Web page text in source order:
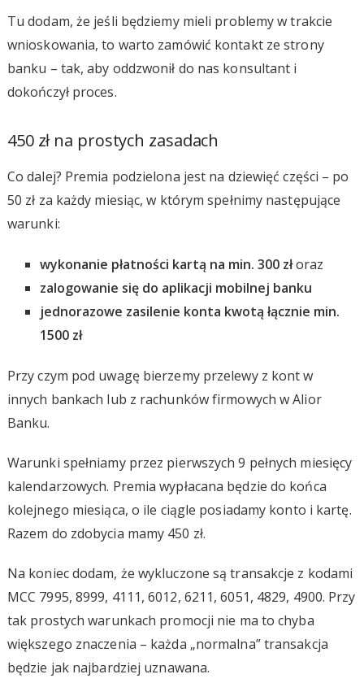
Tu dodam, że jeśli będziemy mieli problemy w trakcie
wnioskowania, to warto zamówić kontakt ze strony
banku – tak, aby oddzwonił do nas konsultant i
dokończył proces.
450 zł na prostych zasadach
Co dalej? Premia podzielona jest na dziewięć części – po
50 zł za każdy miesiąc, w którym spełnimy następujące
warunki:
wykonanie płatności kartą na min. 300 złoraz
zalogowanie się do aplikacji mobilnej banku
jednorazowe zasilenie konta kwotą łącznie min.
1500 zł
Przy czym pod uwagę bierzemy przelewy z kont w
innych bankach lub z rachunków firmowych w Alior
Banku.
Warunki spełniamy przez pierwszych 9 pełnych miesięcy
kalendarzowych. Premia wypłacana będzie do końca
kolejnego miesiąca, o ile ciągle posiadamy konto i kartę.
Razem do zdobycia mamy 450 zł.
Na koniec dodam, że wykluczone są transakcje z kodami
MCC 7995, 8999, 4111, 6012, 6211, 6051, 4829, 4900. Przy
tak prostych warunkach promocji nie ma to chyba
większego znaczenia – każda „normalna” transakcja
będzie jak najbardziej uznawana.